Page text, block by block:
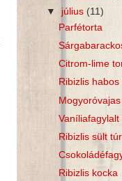
▼ július(11)
Parfétorta
Citrom-lime
Ribizlis habos
Vaníliafagylalt
Ribizlis sült
Ribizlis kocka